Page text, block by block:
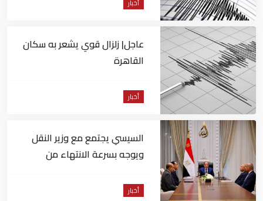
أخبار
عاجل| زلزال قوي يشعر به سكان
القاهرة
أخبار
السيسي يجتمع مع وزير النقل
ويوجه بسرعة الانتهاء من
أخبار